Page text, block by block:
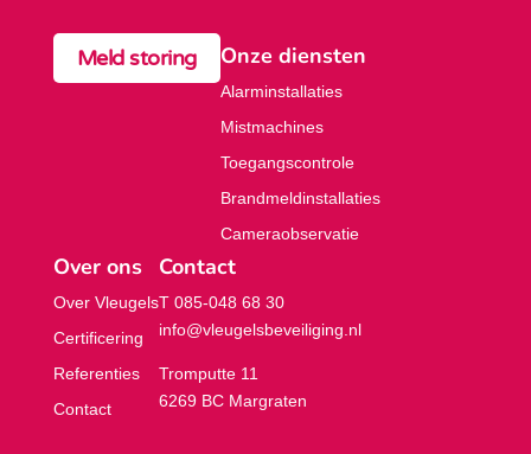
Meld storing Onze diensten
Alarminstallaties
Mistmachines
Toegangscontrole
Brandmeldinstallaties
Cameraobservatie
Over ons
Over Vleugels
Certificering
Referenties
Contact
Contact
T 085-048 68 30
info@vleugelsbeveiliging.nl
Tromputte 11
6269 BC Margraten